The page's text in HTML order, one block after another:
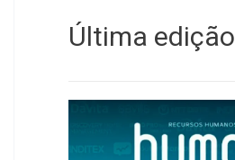
Última edição